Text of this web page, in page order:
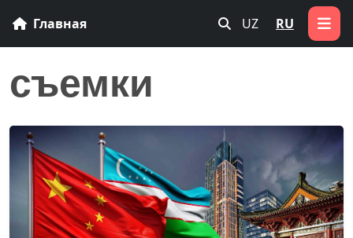
Главная UZ RU
съемки